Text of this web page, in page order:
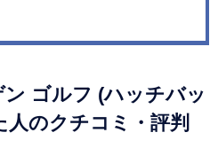
ゴルフ (ハッチバッ
人のクチコミ・評判